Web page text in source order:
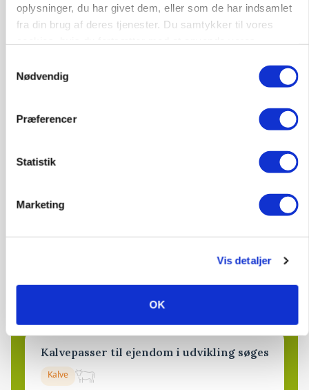
oplysninger, du har givet dem, eller som de har indsamlet
fra din brug af deres tjenester. Du samtykker til vores
Nødvendig
Præferencer
Statistik
Marketing
Vis detaljer
OK
Anlæg Kloak
Maskinstation
Kalvepasser til ejendom i udvikling søges
Kalve